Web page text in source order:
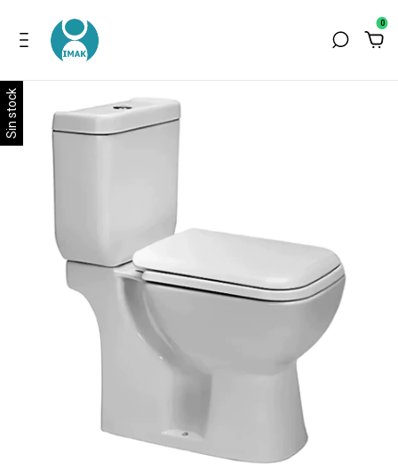
0
Sin stock